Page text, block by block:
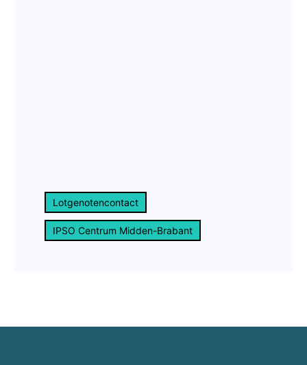
Lotgenotencontact
IPSO Centrum Midden-Brabant